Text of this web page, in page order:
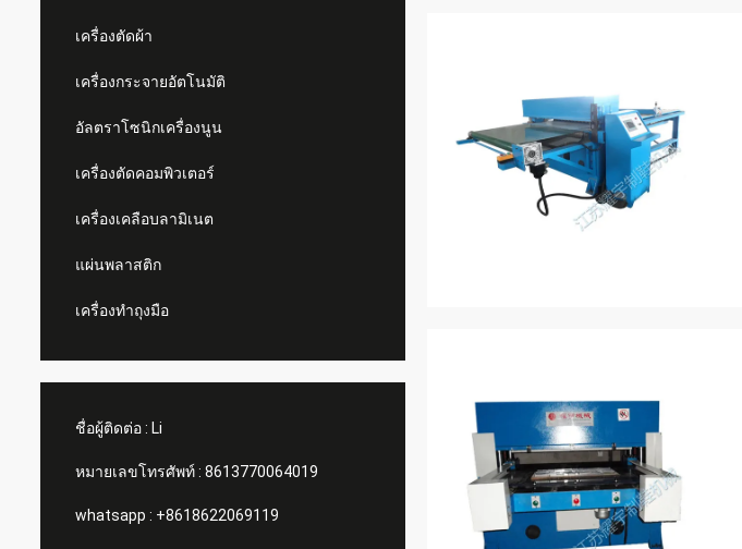
เครื่องตัดผ้า
เครื่องกระจายอัตโนมัติ
อัลตราโซนิกเครื่องนูน
เครื่องตัดคอมพิวเตอร์
เครื่องเคลือบลามิเนต
แผ่นพลาสติก
เครื่องทำถุงมือ
ชื่อผู้ติดต่อ : Li
หมายเลขโทรศัพท์ : 8613770064019
whatsapp : +8618622069119